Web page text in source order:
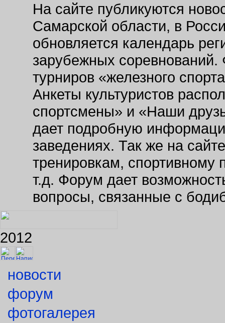
На сайте публикуются
Самарской области, в
обновляется календарь
зарубежных соревнований.
турниров «железного
Анкеты культуристов
спортсмены» и «Наши
дает подробную
заведениях. Так же на
тренировкам, спортивному
т.д. Форум дает
вопросы, связанные с
2012
новости
форум
фотогалерея